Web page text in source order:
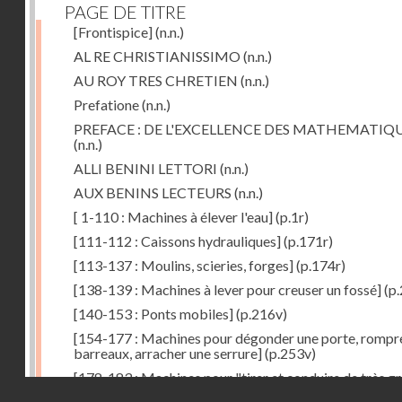
PAGE DE TITRE
[Frontispice](n.n.)
AL RE CHRISTIANISSIMO (n.n.)
AU ROY TRES CHRETIEN (n.n.)
Prefatione(n.n.)
PREFACE : DE L'EXCELLENCE DES
(n.n.)
ALLI BENINI LETTORI (n.n.)
AUX BENINS LECTEURS (n.n.)
[ 1-110 : Machines à élever l'eau](p.1r)
[111-112 : Caissons hydrauliques](p.171r)
[113-137 : Moulins, scieries, forges](p.174r)
[138-139 : Machines à lever pour creuser un fossé]
[140-153 : Ponts mobiles](p.216v)
[154-177 : Machines pour dégonder une porte,
barreaux, arracher une serrure](p.253v)
[178-183 : Machines pour "tirer et conduire de très